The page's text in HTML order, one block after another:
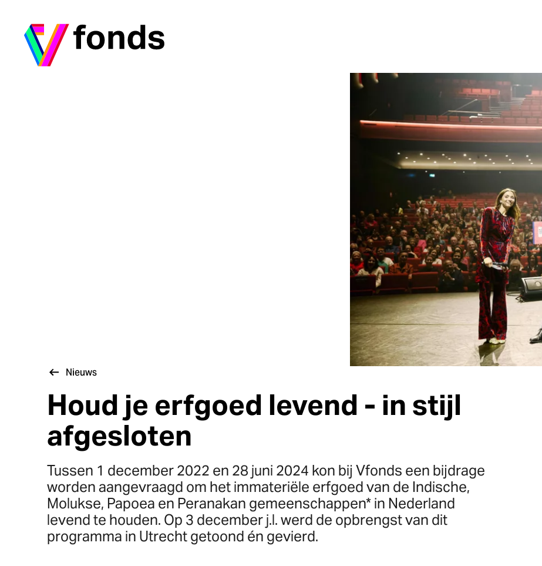
Ga naar home
Nieuws
Houd je erfgoed levend - in stijl
afgesloten
Tussen 1 december 2022 en 28 juni 2024 kon bij Vfonds een bijdrage
worden aangevraagd om het immateriële erfgoed van de Indische,
Molukse, Papoea en Peranakan gemeenschappen* in Nederland
levend te houden. Op 3 december j.l. werd de opbrengst van dit
programma in Utrecht getoond én gevierd.